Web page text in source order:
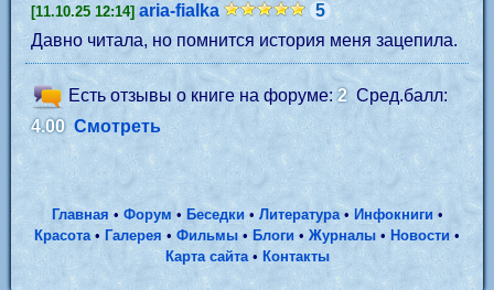
[11.10.25 12:14] aria-fialka
5
Давно читала, но помнится история меня зацепила.
Есть отзывы о книге на форуме:2 Сред.балл:
4.00 Смотреть
Главная • Форум • Беседки• Литература• Инфокниги •
Красота•Галерея• Фильмы• Блоги• Журналы • Новости •
Карта сайта• Контакты